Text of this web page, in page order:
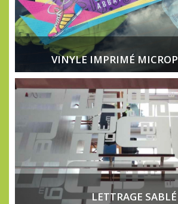
VINYLE IMPRIMÉ
LETTRAGE SABLÉ